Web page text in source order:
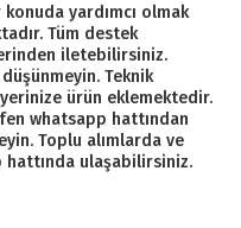
yardımcı olmak
Tüm destek
iletebilirsiniz.
Teknik
ürün eklemektedir.
whatsapp hattından
Toplu alımlarda ve
hattında ulaşabilirsiniz.